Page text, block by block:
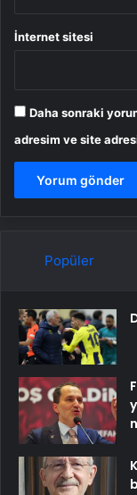
İnternet sitesi
Daha sonraki
adresim ve site
Popüler